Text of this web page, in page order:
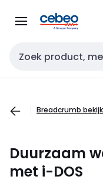
naar
naar
Zoekveld invoer
Breadcrumb
Duurzaam
met i-DOS